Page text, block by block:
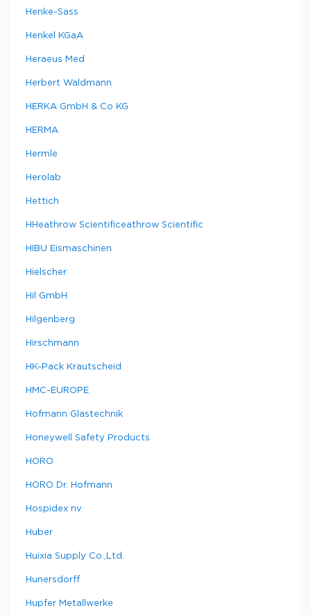
Henke-Sass
Henkel KGaA
Heraeus Med
Herbert Waldmann
HERKA GmbH & Co KG
HERMA
Hermle
Herolab
Hettich
HHeathrow Scientificeathrow Scientific
HIBU Eismaschinen
Hielscher
Hil GmbH
Hilgenberg
Hirschmann
HK-Pack Krautscheid
HMC-EUROPE
Hofmann Glastechnik
Honeywell Safety Products
HORO
HORO Dr. Hofmann
Hospidex nv
Huber
Huixia Supply Co.,Ltd.
Hunersdorff
Hupfer Metallwerke